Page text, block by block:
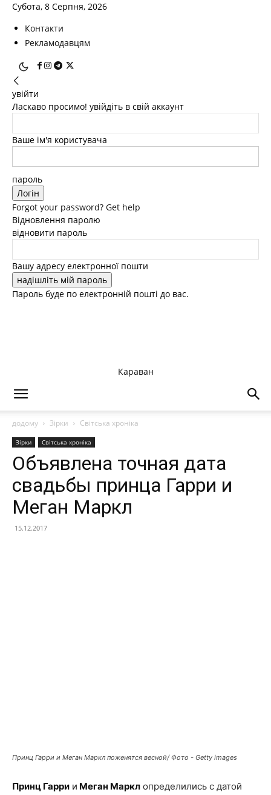
Субота, 8 Серпня, 2026
Контакти
Рекламодавцям
увійти
Ласкаво просимо! увійдіть в свій аккаунт
Ваше ім'я користувача
пароль
Forgot your password? Get help
Відновлення паролю
відновити пароль
Вашу адресу електронної пошти
Пароль буде по електронній пошті до вас.
Караван
додому Зірки Світська хроніка
Зірки Світська хроніка
Объявлена точная дата
свадьбы принца Гарри и
Меган Маркл
15.12.2017
Принц Гарри и Меган Маркл поженятся весной/ Фото - Getty images
Принц Гарри и Меган Маркл определились с датой